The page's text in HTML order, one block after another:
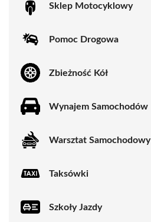
Sklep Motocyklowy
Pomoc Drogowa
Zbieżność Kół
Wynajem Samochodów
Warsztat Samochodowy
Taksówki
Szkoły Jazdy